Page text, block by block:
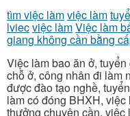
tìm việc làmviệc làm
lviecviệc làmViệc làm
giang không cần bằng
Việc làm bao ăn ở,
chỗ ở, công nhân đi làm
được đào tạo nghề,
làm có đóng BHXH,
thưởng chuyên cần, việc